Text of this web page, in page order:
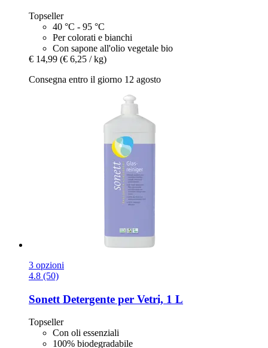
Topseller
40 °C - 95 °C
Per colorati e bianchi
Con sapone all'olio vegetale bio
€ 14,99 (€ 6,25 / kg)
Consegna entro il giorno 12 agosto
3 opzioni
4.8 (50)
Sonett Detergente per Vetri, 1 L
Topseller
Con oli essenziali
100% biodegradabile